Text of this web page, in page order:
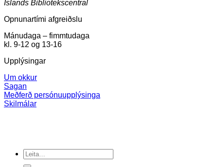
Islands Bibliotekscentral
Opnunartími afgreiðslu
Mánudaga – fimmtudaga
kl. 9-12 og 13-16
Upplýsingar
Um okkur
Sagan
Meðferð persónuupplýsinga
Skilmálar
Search
for: